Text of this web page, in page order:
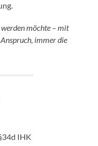
möchte – mit
immer die
IHK